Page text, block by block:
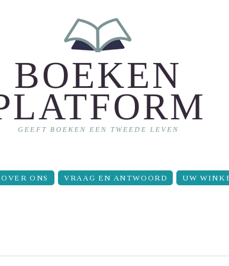
OVER ONS VRAAG EN ANTWOORD UW